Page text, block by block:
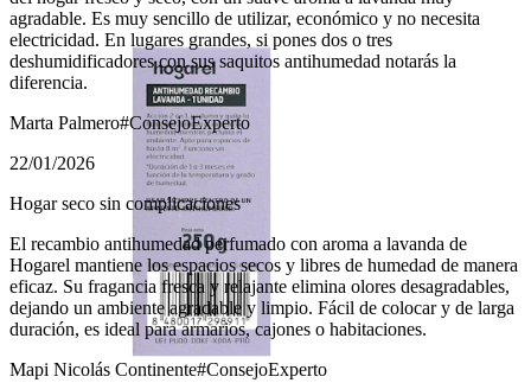
agradable. Es muy sencillo de utilizar, económico y no necesita
electricidad. En lugares grandes, si pones dos o tres
deshumidificadores con sus saquitos antihumedad notarás la
diferencia.
Marta Palmero#ConsejoExperto
22/01/2026
Hogar seco sin complicaciones
El recambio antihumedad perfumado con aroma a lavanda de
Hogarel mantiene los espacios secos y libres de humedad de manera
eficaz. Su fragancia fresca y relajante elimina olores desagradables,
dejando un ambiente agradable y limpio. Fácil de colocar y de larga
duración, es ideal para armarios, cajones o habitaciones.
Mapi Nicolás Continente#ConsejoExperto